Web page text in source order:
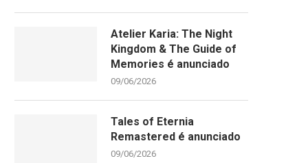
Atelier Karia: The Night
Kingdom & The Guide of
Memories é anunciado
09/06/2026
Tales of Eternia
Remastered é anunciado
09/06/2026